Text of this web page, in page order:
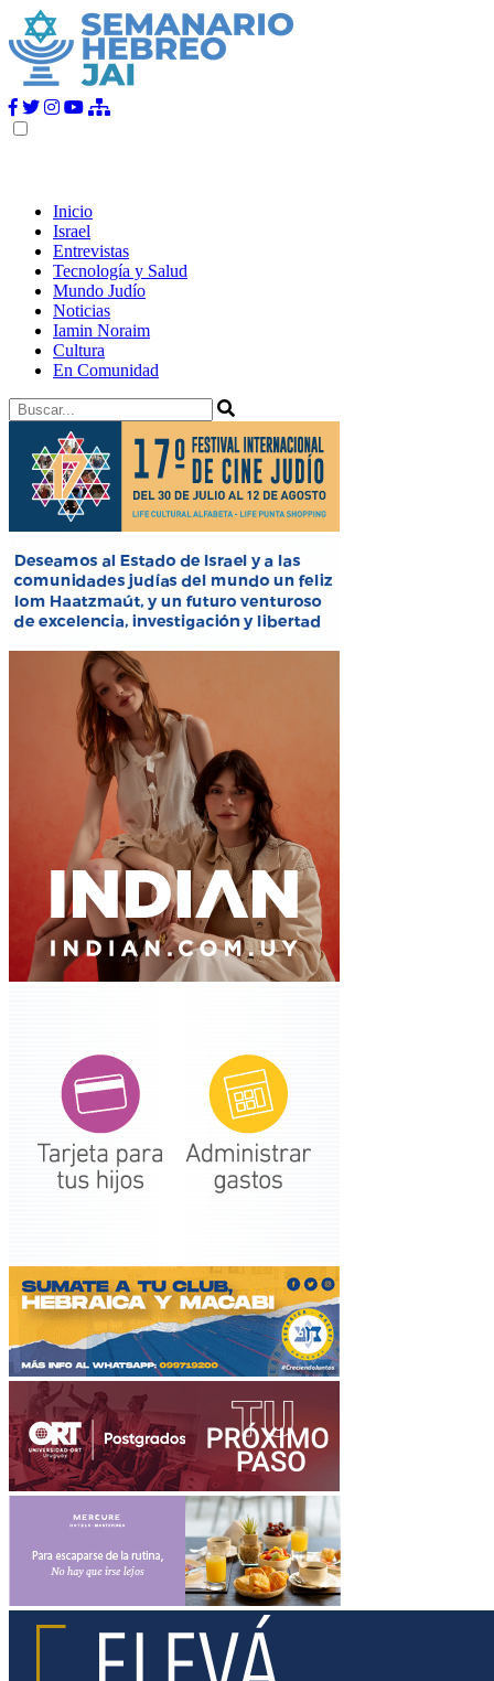
Inicio
Israel
Entrevistas
Tecnología y Salud
Mundo Judío
Noticias
Iamin Noraim
Cultura
En Comunidad